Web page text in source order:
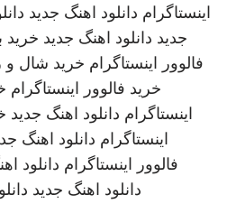
اینستاگرام دانلود اهنگ جدید
جدید دانلود اهنگ جدید خرید
فالوور اینستاگرام خرید شال
خرید فالوور اینستاگرام
اینستاگرام دانلود اهنگ جدید
اینستاگرام دانلود اهنگ
فالوور اینستاگرام دانلود
دانلود اهنگ جدید